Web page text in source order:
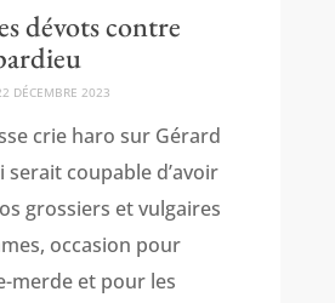
dévots contre
DÉCEMBRE 2023
crie haro sur Gérard
serait coupable d’avoir
grossiers et vulgaires
occasion pour
merde et pour les